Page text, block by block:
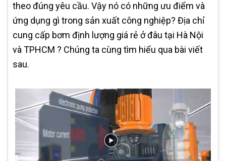
theo đúng yêu cầu. Vậy nó có những ưu điểm và
ứng dụng gì trong sản xuất công nghiệp? Địa chỉ
cung cấp bơm định lượng giá rẻ ở đâu tại Hà Nội
và TPHCM ? Chúng ta cùng tìm hiểu qua bài viết
sau.